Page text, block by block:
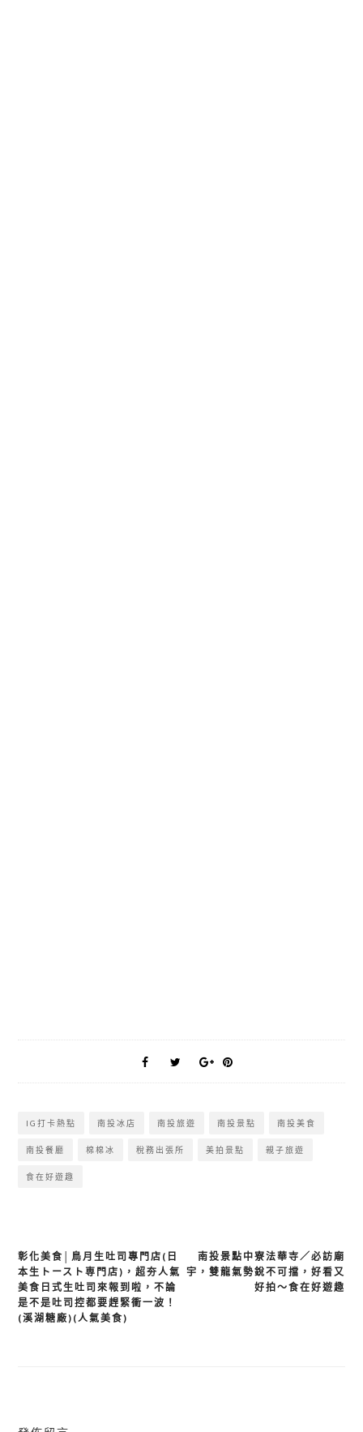
IG打卡熱點 南投冰店 南投旅遊 南投景點 南投美食
南投餐廳 棉棉冰 稅務出張所 美拍景點 親子旅遊
食在好遊趣
文
章
導
彰化美食│鳥月生吐司專門店(日
本生トースト専門店)，超夯人氣
美食日式生吐司來報到啦，不論
是不是吐司控都要趕緊衝一波！
(溪湖糖廠)(人氣美食)
南投景點中寮法華寺／必訪廟
宇，雙龍氣勢銳不可擋，好看又
好拍～食在好遊趣